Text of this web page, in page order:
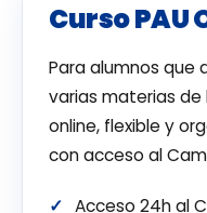
Curso PAU
Para alumnos que
varias materias de
online, flexible y
con acceso al
Acceso 24h al